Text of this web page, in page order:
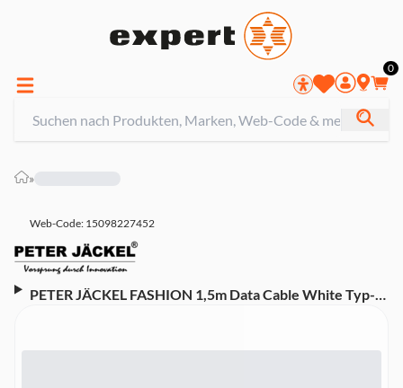
0
»
Web-Code: 15098227452
PETER JÄCKEL FASHION 1,5m Data Cable White Typ-